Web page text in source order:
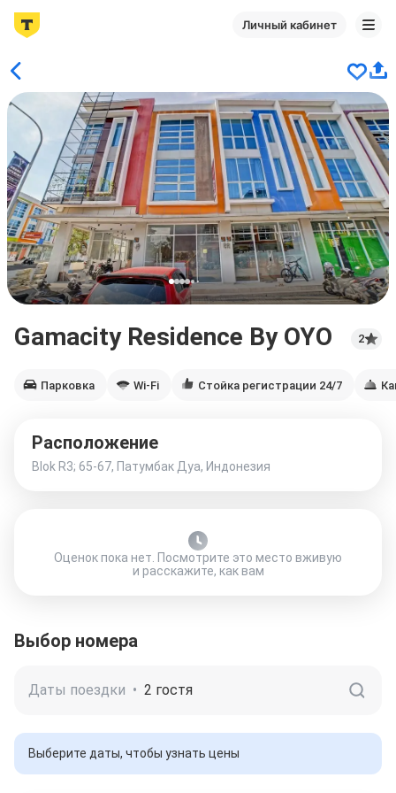
Личный кабинет
Gamacity Residence By OYO 2
Парковка Wi-Fi Стойка регистрации 24/7
Расположение
Blok R3; 65-67, Патумбак Дуа, Индонезия
Оценок пока нет. Посмотрите это место вживую
и расскажите, как вам
Выбор номера
Даты поездки • 2 гостя
Выберите даты, чтобы узнать цены